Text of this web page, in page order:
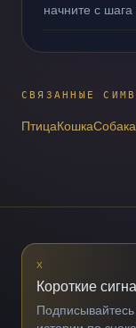
начните с шага
СВЯЗАННЫЕ
ПтицаКошкаСобака
X
Короткие